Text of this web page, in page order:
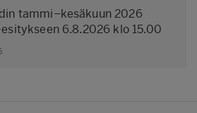
tammi–kesäkuun 2026
6.8.2026 klo 15.00